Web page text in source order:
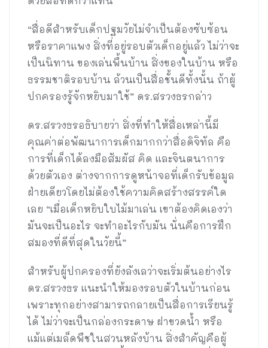
“สื่อดีสำหรับเด็กปฐมวัยไม่จำเป็นต้องซับซ้อน
หรือราคาแพง สิ่งที่อยู่รอบตัวเด็กอยู่แล้ว ไม่ว่าจะ
เป็นนิทาน ของเล่นพื้นบ้าน สิ่งของในบ้าน หรือ
ธรรมชาติรอบบ้าน ล้วนเป็นสื่อชั้นดีทั้งนั้น ถ้าผู้
ปกครองรู้จักหยิบมาใช้” ดร.สรวงธรกล่าว
ดร.สรวงธรอธิบายว่า สิ่งที่ทำให้สื่อเหล่านี้มี
คุณค่าต่อพัฒนาการเด็กมากกว่าสื่อดิจิทัล คือ
การที่เด็กได้ลงมือสัมผัส คิด และจินตนาการ
ด้วยตัวเอง ต่างจากการดูหน้าจอที่เด็กรับข้อมูล
ฝ่ายเดียวโดยไม่ต้องใช้ความคิดสร้างสรรค์ใด
เลย “เมื่อเด็กหยิบใบไม้มาเล่น เขาต้องคิดเองว่า
มันจะเป็นอะไร จะทำอะไรกับมัน นั่นคือการฝึก
สมองที่ดีที่สุดในวัยนี้”
สำหรับผู้ปกครองที่ยังลังเลว่าจะเริ่มต้นอย่างไร
ดร.สรวงธร แนะนำให้มองรอบตัวในบ้านก่อน
เพราะทุกอย่างสามารถกลายเป็นสื่อการเรียนรู้
ได้ ไม่ว่าจะเป็นกล่องกระดาษ ฝาขวดน้ำ หรือ
แม้แต่เมล็ดพืชในสวนหลังบ้าน สิ่งสำคัญคือผู้